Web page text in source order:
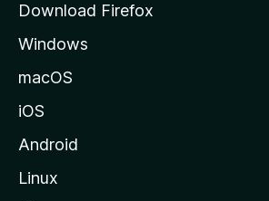
e
Download Firefox
Windows
macOS
iOS
Android
Linux